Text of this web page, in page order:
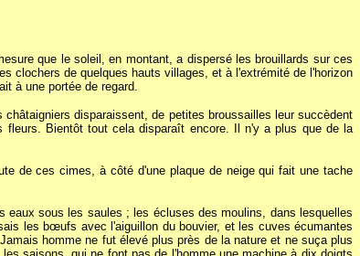
que le soleil, en montant, a dispersé les brouillards sur ces
clochers de quelques hauts villages, et à l'extrémité de l'horizon
à une portée de regard.
disparaissent, de petites broussailles leur succèdent
Bientôt tout cela disparaît encore. Il n'y a plus que de la
de ces cimes, à côté d'une plaque de neige qui fait une tache
sous les saules ; les écluses des moulins, dans lesquelles
les bœufs avec l'aiguillon du bouvier, et les cuves écumantes
homme ne fut élevé plus près de la nature et ne suça plus